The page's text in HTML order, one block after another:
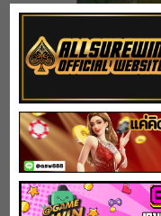
5 ราศี ร่ำรวยมหาศ